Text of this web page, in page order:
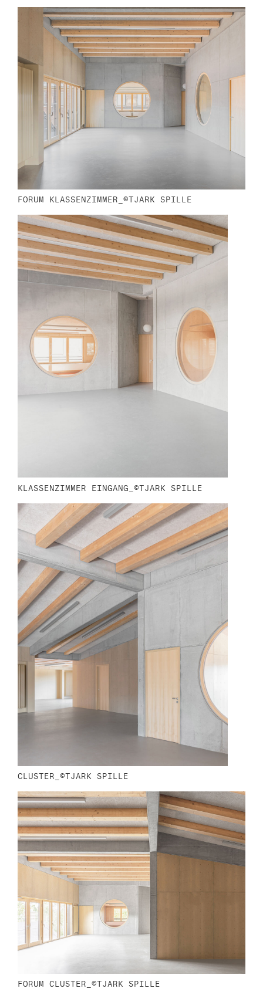
FORUM KLASSENZIMMER_©TJARK SPILLE
KLASSENZIMMER EINGANG_©TJARK SPILLE
CLUSTER_©TJARK SPILLE
FORUM CLUSTER_©TJARK SPILLE